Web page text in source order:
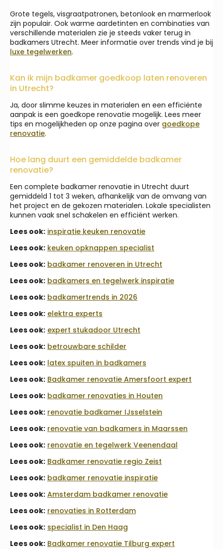
Grote tegels, visgraatpatronen, betonlook en marmerlook
zijn populair. Ook warme aardetinten en combinaties van
verschillende materialen zie je steeds vaker terug in
badkamers Utrecht. Meer informatie over trends vind je bij
luxe tegelwerken.
Kan ik mijn badkamer goedkoop laten renoveren
in Utrecht?
Ja, door slimme keuzes in materialen en een efficiënte
aanpak is een goedkope renovatie mogelijk. Lees meer
tips en mogelijkheden op onze pagina over goedkope
renovatie.
Hoe lang duurt een gemiddelde badkamer
renovatie?
Een complete badkamer renovatie in Utrecht duurt
gemiddeld 1 tot 3 weken, afhankelijk van de omvang van
het project en de gekozen materialen. Lokale specialisten
kunnen vaak snel schakelen en efficiënt werken.
Lees ook: inspiratie keuken renovatie
Lees ook: keuken opknappen specialist
Lees ook: badkamer renoveren in Utrecht
Lees ook: badkamers en tegelwerk inspiratie
Lees ook: badkamertrends in 2026
Lees ook: elektra experts
Lees ook: expert stukadoor Utrecht
Lees ook: betrouwbare schilder
Lees ook: latex spuiten in badkamers
Lees ook: Badkamer renovatie Amersfoort expert
Lees ook: badkamer renovaties in Houten
Lees ook: renovatie badkamer IJsselstein
Lees ook: renovatie van badkamers in Maarssen
Lees ook: renovatie en tegelwerk Veenendaal
Lees ook: Badkamer renovatie regio Zeist
Lees ook: badkamer renovatie inspiratie
Lees ook: Amsterdam badkamer renovatie
Lees ook: renovaties in Rotterdam
Lees ook: specialist in Den Haag
Lees ook: Badkamer renovatie Tilburg expert